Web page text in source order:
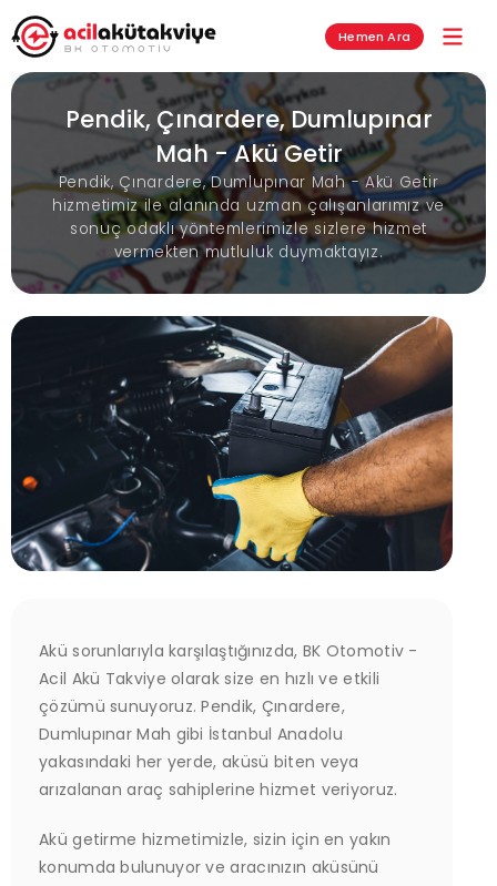
Hemen Ara
Pendik, Çınardere, Dumlupınar
Mah - Akü Getir
Pendik, Çınardere, Dumlupınar Mah - Akü Getir
hizmetimiz ile alanında uzman çalışanlarımız ve
sonuç odaklı yöntemlerimizle sizlere hizmet
vermekten mutluluk duymaktayız.
Akü sorunlarıyla karşılaştığınızda, BK Otomotiv -
Acil Akü Takviye olarak size en hızlı ve etkili
çözümü sunuyoruz. Pendik, Çınardere,
Dumlupınar Mah gibi İstanbul Anadolu
yakasındaki her yerde, aküsü biten veya
arızalanan araç sahiplerine hizmet veriyoruz.
Akü getirme hizmetimizle, sizin için en yakın
konumda bulunuyor ve aracınızın aküsünü